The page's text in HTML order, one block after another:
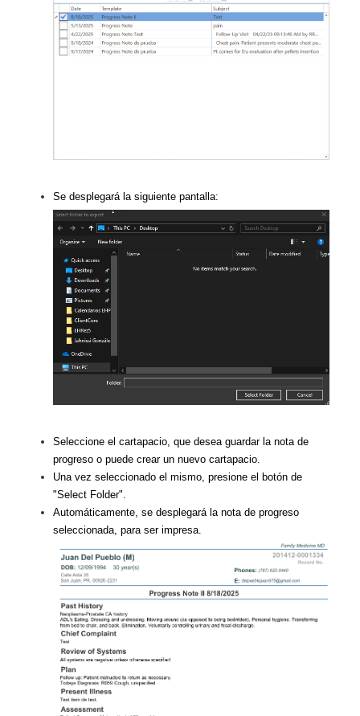
Se desplegará la siguiente pantalla:
Seleccione el cartapacio, que desea guardar la nota de
progreso o puede crear un nuevo cartapacio.
Una vez seleccionado el mismo, presione el botón de
"Select Folder".
Automáticamente, se desplegará la nota de progreso
seleccionada, para ser impresa.